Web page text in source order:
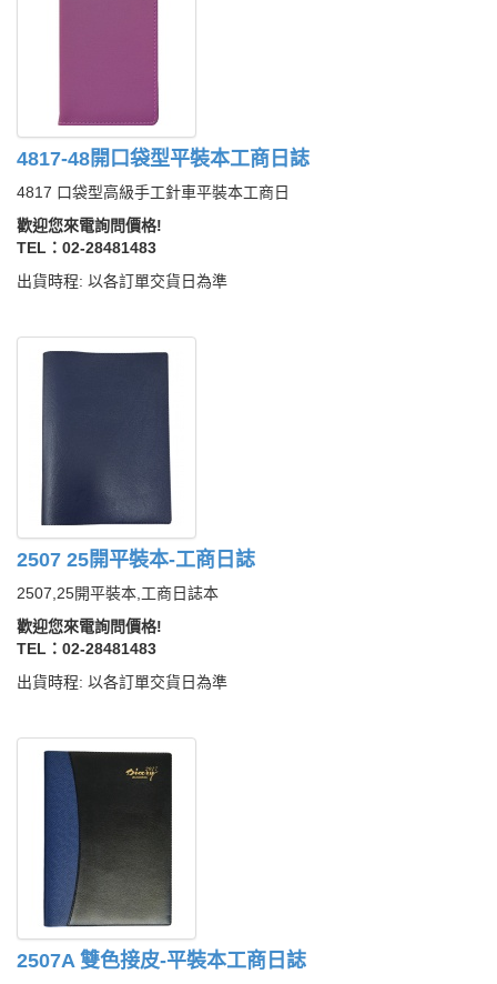
4817-48開口袋型平裝本工商日誌
4817 口袋型高級手工針車平裝本工商日
歡迎您來電詢問價格!
TEL：02-28481483
出貨時程: 以各訂單交貨日為準
2507 25開平裝本-工商日誌
2507,25開平裝本,工商日誌本
歡迎您來電詢問價格!
TEL：02-28481483
出貨時程: 以各訂單交貨日為準
2507A 雙色接皮-平裝本工商日誌